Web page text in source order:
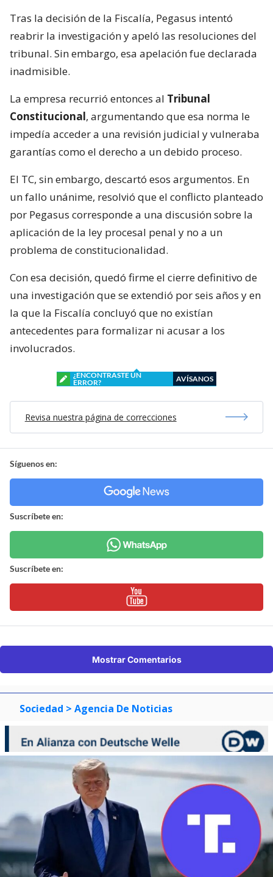
Tras la decisión de la Fiscalía, Pegasus intentó
reabrir la investigación y apeló las resoluciones del
tribunal. Sin embargo, esa apelación fue declarada
inadmisible.
La empresa recurrió entonces al Tribunal
Constitucional, argumentando que esa norma le
impedía acceder a una revisión judicial y vulneraba
garantías como el derecho a un debido proceso.
El TC, sin embargo, descartó esos argumentos. En
un fallo unánime, resolvió que el conflicto planteado
por Pegasus corresponde a una discusión sobre la
aplicación de la ley procesal penal y no a un
problema de constitucionalidad.
Con esa decisión, quedó firme el cierre definitivo de
una investigación que se extendió por seis años y en
la que la Fiscalía concluyó que no existían
antecedentes para formalizar ni acusar a los
involucrados.
¿ENCONTRASTE UN
ERROR?
AVÍSANOS
Revisa nuestra página de correcciones
Síguenos en:
Suscríbete en:
Suscríbete en:
Mostrar Comentarios
Sociedad > Agencia De Noticias